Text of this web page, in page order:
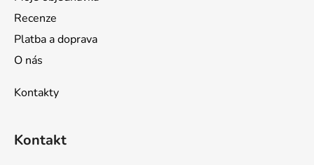
Recenze
Platba a doprava
O nás
Kontakty
Kontakt